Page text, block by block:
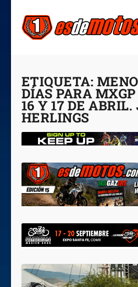
ETIQUETA:
DÍAS PARA
16 Y 17 DE
HERLINGS